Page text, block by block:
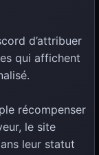
d’attribuer
qui affichent
récompenser
le site
leur statut